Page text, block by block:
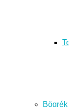
Bögrék